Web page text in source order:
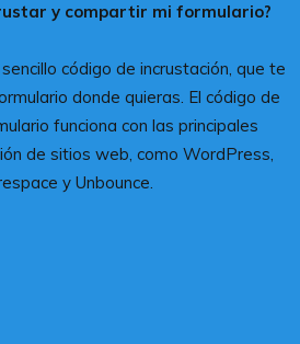
y compartir mi formulario?
código de incrustación, que te
donde quieras. El código de
funciona con las principales
de sitios web, como WordPress,
y Unbounce.